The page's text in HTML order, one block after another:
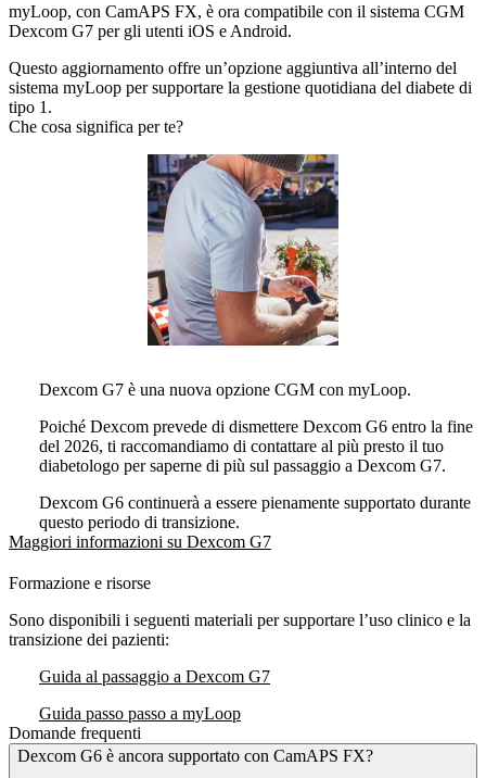
myLoop, con CamAPS FX, è ora compatibile con il sistema CGM
Dexcom G7 per gli utenti iOS e Android.
Questo aggiornamento offre un’opzione aggiuntiva all’interno del
sistema myLoop per supportare la gestione quotidiana del diabete di
tipo 1.
Che cosa significa per te?
Dexcom G7 è una nuova opzione CGM con myLoop.
Poiché Dexcom prevede di dismettere Dexcom G6 entro la fine
del 2026, ti raccomandiamo di contattare al più presto il tuo
diabetologo per saperne di più sul passaggio a Dexcom G7.
Dexcom G6 continuerà a essere pienamente supportato durante
questo periodo di transizione.
Maggiori informazioni su Dexcom G7
Formazione e risorse
Sono disponibili i seguenti materiali per supportare l’uso clinico e la
transizione dei pazienti:
Guida al passaggio a Dexcom G7
Guida passo passo a myLoop
Domande frequenti
Dexcom G6 è ancora supportato con CamAPS FX?